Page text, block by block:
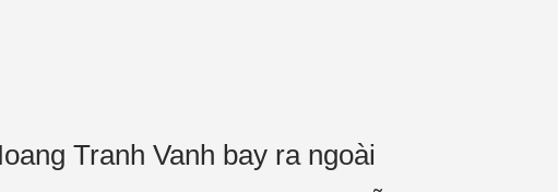
Tranh Vanh bay ra ngoài